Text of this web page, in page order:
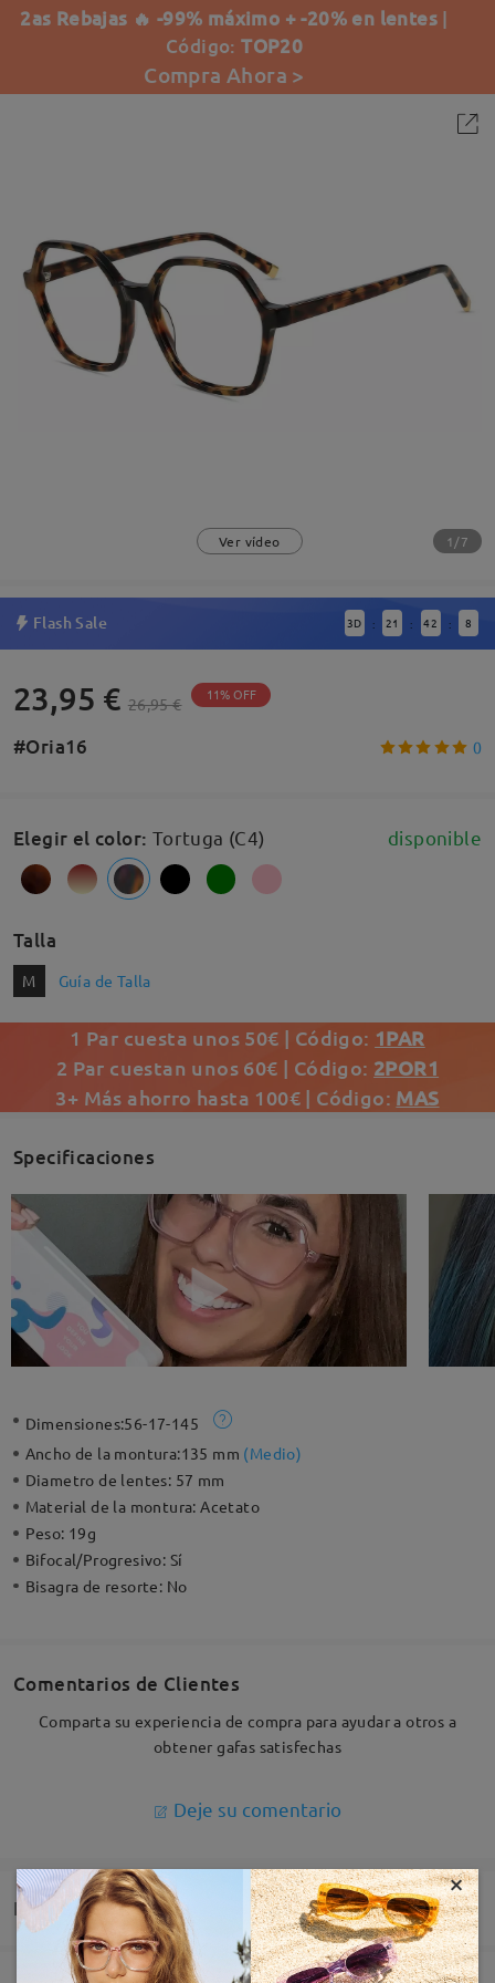
2as Rebajas 🔥 -99% máximo + -20% en lentes |
Código:TOP20
Compra Ahora >
Ver vídeo 1/7
Flash Sale 3D : 21 : 42 : 7
23,95 € 26,95 € 11% OFF
#Oria16 0
Elegir el color: Tortuga (C4) disponible
Talla
M Guía de Talla
1 Par cuesta unos 50€ | Código: 1PAR
2 Par cuestan unos 60€ | Código: 2POR1
3+ Más ahorro hasta 100€ | Código: MAS
Specificaciones
Dimensiones:56-17-145
Ancho de la montura:135 mm (Medio)
Diametro de lentes: 57 mm
Material de la montura:Acetato
Peso: 19g
Bifocal/Progresivo: Sí
Bisagra de resorte: No
Comentarios de Clientes
Comparta su experiencia de compra para ayudar a otros a
obtener gafas satisfechas
Deje su comentario
Entrega
×